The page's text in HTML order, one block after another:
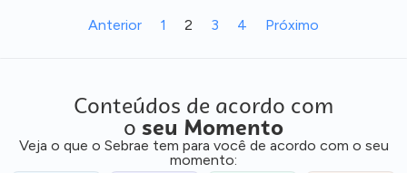
Anterior 1 2 3 4 Próximo
Conteúdos de acordo com
o seu Momento
Veja o que o Sebrae tem para você de acordo com o seu
momento: